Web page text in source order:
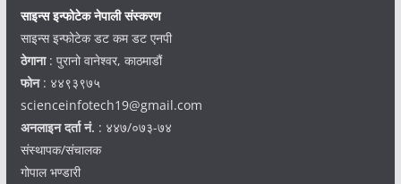
साइन्स इन्फोटेक नेपाली संस्करण
साइन्स इन्फोटेक डट कम डट एनपी
ठेगाना: पुरानो वानेश्वर, काठमाडौं
फोन: ४४९३९७५
scienceinfotech19@gmail.com
अनलाइन दर्ता नं. : ४४७/०७३-७४
संस्थापक/संचालक
गोपाल भण्डारी